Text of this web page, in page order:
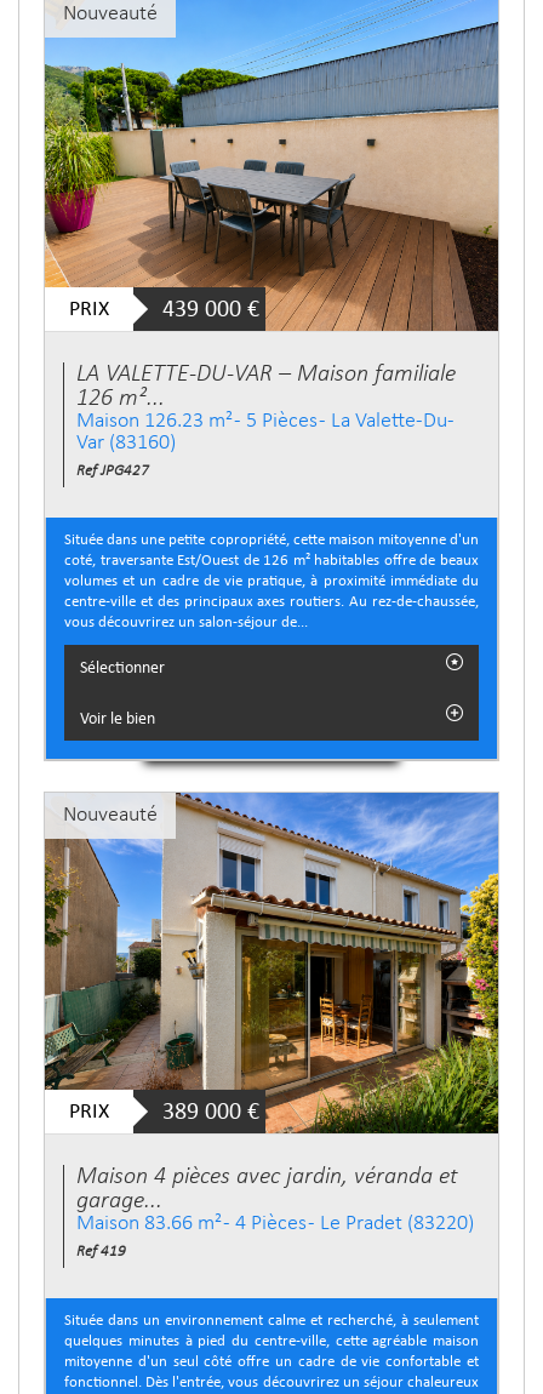
Nouveauté
PRIX 439 000 €
LA VALETTE-DU-VAR – Maison familiale
126 m²...
Maison 126.23 m² - 5 Pièces - La Valette-Du-
Var (83160)
Ref JPG427
Située dans une petite copropriété, cette maison mitoyenne d'un
coté, traversante Est/Ouest de 126 m² habitables offre de beaux
volumes et un cadre de vie pratique, à proximité immédiate du
centre-ville et des principaux axes routiers. Au rez-de-chaussée,
vous découvrirez un salon-séjour de...
Sélectionner
Voir le bien
Nouveauté
PRIX 389 000 €
Maison 4 pièces avec jardin, véranda et
garage...
Maison 83.66 m² - 4 Pièces - Le Pradet (83220)
Ref 419
Située dans un environnement calme et recherché, à seulement
quelques minutes à pied du centre-ville, cette agréable maison
mitoyenne d'un seul côté offre un cadre de vie confortable et
fonctionnel. Dès l'entrée, vous découvrirez un séjour chaleureux